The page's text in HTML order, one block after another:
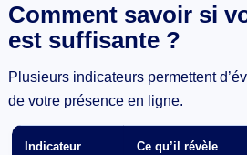
Comment savoir si
est suffisante ?
Plusieurs indicateurs permettent
de votre présence en ligne.
Indicateur Ce qu’il révèle